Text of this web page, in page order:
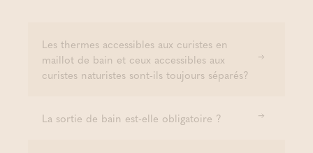
Les thermes accessibles aux curistes en
maillot de bain et ceux accessibles aux
curistes naturistes sont-ils toujours séparés?
La sortie de bain est-elle obligatoire ?